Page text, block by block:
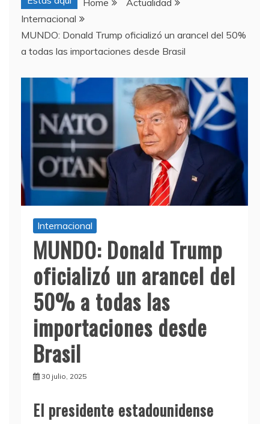
Home
Actualidad
Internacional
MUNDO: Donald Trump oficializó un arancel del 50%
a todas las importaciones desde Brasil
Internacional
MUNDO: Donald Trump
oficializó un arancel del
50% a todas las
importaciones desde
Brasil
30 julio, 2025
El presidente estadounidense